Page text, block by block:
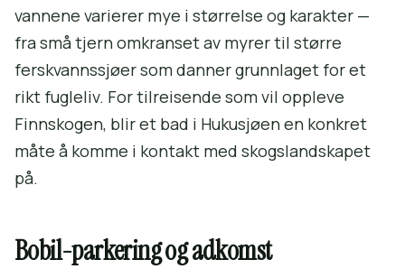
vannene varierer mye i størrelse og karakter —
fra små tjern omkranset av myrer til større
ferskvannssjøer som danner grunnlaget for et
rikt fugleliv. For tilreisende som vil oppleve
Finnskogen, blir et bad i Hukusjøen en konkret
måte å komme i kontakt med skogslandskapet
på.
Bobil-parkering og adkomst